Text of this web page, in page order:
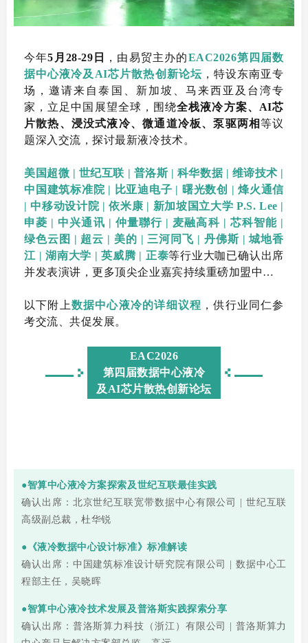
今年5月28-29日 ，由易贸主办的EAC2026第四届数
据中心液冷及AI芯片散热创新论坛，特设东南亚专
场，邀请来自泰国、新加坡、马来西亚及台湾专
家，立足中国展望全球，围绕全栈液冷方案、AI芯
片散热、浸没式液冷、微通道冷板、泵驱两相等议
题深入交流，探讨最新液冷技术。
美国超微 | 世纪互联 | 普洛斯 | 科华数据 | 维谛技术 |
中国建筑标准院 | 比亚迪电子 | 曙光数创 | 烽火通信
| 中移动设计院 | 依米康 | 新加坡国立大学 P.S. Lee |
申菱 | 中兴通讯 | 仲量聯行 | 麦融高科 | 芯科智能 |
绿色云图 | 超云 | 美的 | 三河同飞 | 丹佛斯 | 城地香
江 | 湖南大学 | 英威腾 | 正泰等行业大咖已确认出席
并发表演讲，更多顶尖企业嘉宾持续重磅加盟中…
以下附上数据中心液冷的详细议程 ，供行业同仁参
考交流、共促发展。
EAC2026
第四届数据中心液冷
及AI芯片散热创新论坛
●智算中心液冷方案探索及世纪互联最佳实践
确认出席：北京世纪互联宽带数据中心有限公司 | 世纪互联
高级副总裁，杜华锐
●《液冷数据中心设计标准》标准解读
确认出席：中国建筑标准设计研究院有限公司 | 数据中心工
程部主任，吴晓晖
●智算中心液冷技术发展及普洛斯实践探索分享
确认出席：普洛斯算力科技（浙江）有限公司 | 普洛斯算力